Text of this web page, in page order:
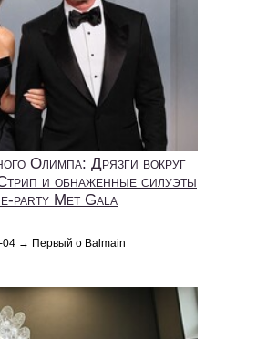
Олимпа: Дрязги вокруг
и обнаженные силуэты
party Met Gala
04 → Первый о Balmain